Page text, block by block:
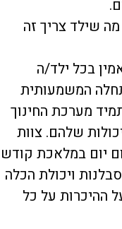
שילד צריך זה
בכל ילד/ה
המשמעותית
מערכת החינוך
שלהם. צוות
יום במלאכת קודש
ויכולת הכלה
ההיכרות על כל